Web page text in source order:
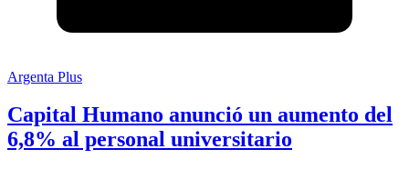
Argenta Plus
Capital Humano anunció un aumento del
6,8% al personal universitario